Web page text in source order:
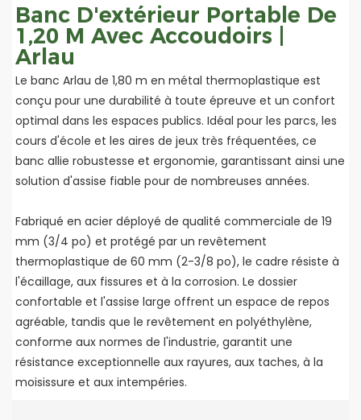
Banc D'extérieur Portable De
1,20 M Avec Accoudoirs |
Arlau
Le banc Arlau de 1,80 m en métal thermoplastique est
conçu pour une durabilité à toute épreuve et un confort
optimal dans les espaces publics. Idéal pour les parcs, les
cours d'école et les aires de jeux très fréquentées, ce
banc allie robustesse et ergonomie, garantissant ainsi une
solution d'assise fiable pour de nombreuses années.
Fabriqué en acier déployé de qualité commerciale de 19
mm (3/4 po) et protégé par un revêtement
thermoplastique de 60 mm (2-3/8 po), le cadre résiste à
l'écaillage, aux fissures et à la corrosion. Le dossier
confortable et l'assise large offrent un espace de repos
agréable, tandis que le revêtement en polyéthylène,
conforme aux normes de l'industrie, garantit une
résistance exceptionnelle aux rayures, aux taches, à la
moisissure et aux intempéries.